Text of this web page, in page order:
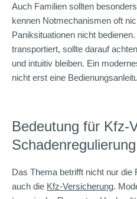
Auch Familien sollten
kennen Notmechanismen oft
Paniksituationen nicht
transportiert, sollte darauf
und intuitiv bleiben. Ein
nicht erst eine
Bedeutung für Kfz-
Schadenregulierung
Das Thema betrifft nicht nur die
auch die Kfz-Versicherung.